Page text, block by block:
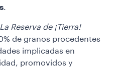
.
La Reserva de ¡Tierra!
de granos procedentes
implicadas en
promovidos y